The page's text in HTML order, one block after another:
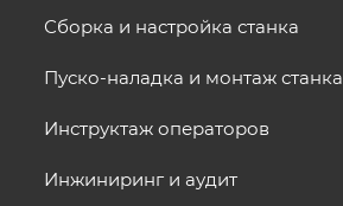
Сборка и настройка станка
Пуско-наладка и монтаж станка
Инструктаж операторов
Инжиниринг и аудит